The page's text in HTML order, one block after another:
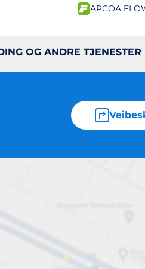
APCOA
OG ANDRE TJENESTER